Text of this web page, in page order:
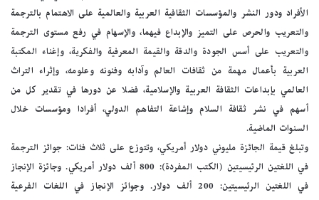
الأفراد ودور النشر والمؤسسات الثقافية العربية والعالمية على الاهتمام بالترجمة
والتعريب والحرص على التميز والإبداع فيهما، والإسهام في رفع مستوى الترجمة
والتعريب على أسس الجودة والدقة والقيمة المعرفية والفكرية، وإغناء المكتبة
العربية بأعمال مهمة من ثقافات العالم وآدابه وفنونه وعلومه، وإثراء التراث
العالمي بإبداعات الثقافة العربية والإسلامية، فضلا عن دورها في تقدير كل من
أسهم في نشر ثقافة السلام وإشاعة التفاهم الدولي، أفرادا ومؤسسات خلال
السنوات الماضية.
وتبلغ قيمة الجائزة مليوني دولار أمريكي، وتتوزع على ثلاث فئات: جوائز الترجمة
في اللغتين الرئيسيتين (الكتب المفردة): 800 ألف دولار أمريكي. وجائزة الإنجاز
في اللغتين الرئيسيتين: 200 ألف دولار. وجوائز الإنجاز في اللغات الفرعية